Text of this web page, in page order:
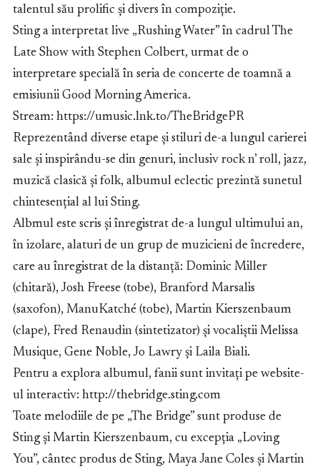
talentul său prolific și divers în compoziție.
Sting a interpretat live „Rushing Water” în cadrul The
Late Show with Stephen Colbert, urmat de o
interpretare specială în seria de concerte de toamnă a
emisiunii Good Morning America.
Stream: https://umusic.lnk.to/TheBridgePR
Reprezentând diverse etape și stiluri de-a lungul carierei
sale și inspirându-se din genuri, inclusiv rock n’ roll, jazz,
muzică clasică și folk, albumul eclectic prezintă sunetul
chintesențial al lui Sting.
Albmul este scris și înregistrat de-a lungul ultimului an,
în izolare, alaturi de un grup de muzicieni de încredere,
care au înregistrat de la distanță: Dominic Miller
(chitară), Josh Freese (tobe), Branford Marsalis
(saxofon), ManuKatché (tobe), Martin Kierszenbaum
(clape), Fred Renaudin (sintetizator) și vocaliștii Melissa
Musique, Gene Noble, Jo Lawry și Laila Biali.
Pentru a explora albumul, fanii sunt invitați pe website-
ul interactiv: http://thebridge.sting.com
Toate melodiile de pe „The Bridge” sunt produse de
Sting și Martin Kierszenbaum, cu excepția „Loving
You”, cântec produs de Sting, Maya Jane Coles și Martin